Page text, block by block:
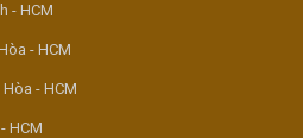
- HCM
- HCM
- HCM
HCM